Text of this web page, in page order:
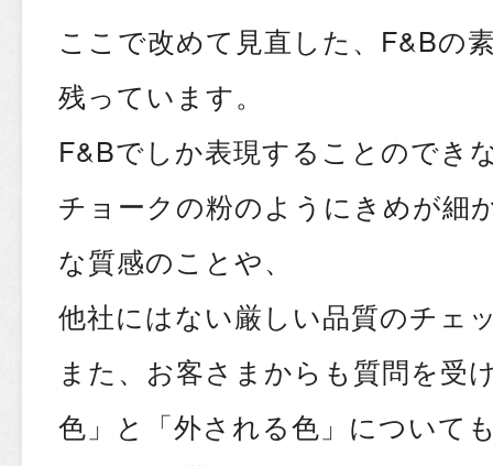
ここで改めて見直した、F&Bの
残っています。
F&Bでしか表現することのでき
チョークの粉のようにきめが細
な質感のことや、
他社にはない厳しい品質のチェ
また、お客さまからも質問を受
色」と「外される色」について